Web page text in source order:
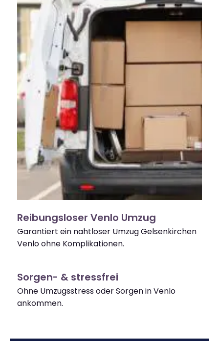
Reibungsloser Venlo Umzug
Garantiert ein nahtloser Umzug Gelsenkirchen
Venlo ohne Komplikationen.
Sorgen- & stressfrei
Ohne Umzugsstress oder Sorgen in Venlo
ankommen.